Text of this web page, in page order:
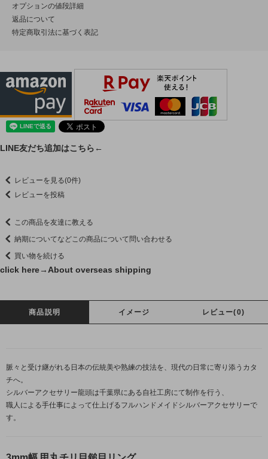
オプションの値段詳細
返品について
特定商取引法に基づく表記
LINE友だち追加はこちら←
レビューを見る(0件)
レビューを投稿
この商品を友達に教える
納期についてなどこの商品について問い合わせる
買い物を続ける
click here→ About overseas shipping
商品説明 イメージ レビュー(0)
脈々と受け継がれる日本の伝統美や熟練の技法を、現代の日常に寄り添うカタ
チへ。
シルバーアクセサリー龍頭は千葉県にある自社工房にて制作を行う、
職人による手仕事によって仕上げるフルハンドメイドシルバーアクセサリーで
す。